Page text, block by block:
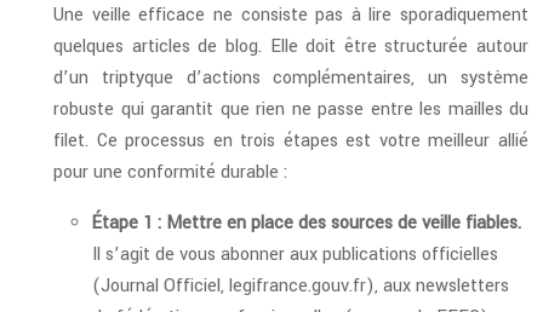
Une veille efficace ne consiste pas à lire sporadiquement
quelques articles de blog. Elle doit être structurée autour
d’un triptyque d’actions complémentaires, un système
robuste qui garantit que rien ne passe entre les mailles du
filet. Ce processus en trois étapes est votre meilleur allié
pour une conformité durable :
Étape 1 : Mettre en place des sources de veille fiables.
Il s’agit de vous abonner aux publications officielles
(Journal Officiel, legifrance.gouv.fr), aux newsletters